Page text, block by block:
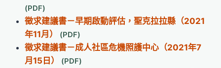
徵求建議書－早期啟動評估，聖克拉拉縣（2021
年11月）
徵求建議書－成人社區危機照護中心（2021年7
月15日）